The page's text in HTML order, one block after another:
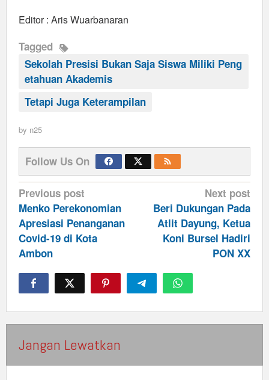
Editor : Aris Wuarbanaran
Tagged
Sekolah Presisi Bukan Saja Siswa Miliki Peng
etahuan Akademis
Tetapi Juga Keterampilan
by n25
Follow Us On
Post
navigation
Previous post
Menko Perekonomian
Apresiasi Penanganan
Covid-19 di Kota
Ambon
Next post
Beri Dukungan Pada
Atlit Dayung, Ketua
Koni Bursel Hadiri
PON XX
Jangan Lewatkan